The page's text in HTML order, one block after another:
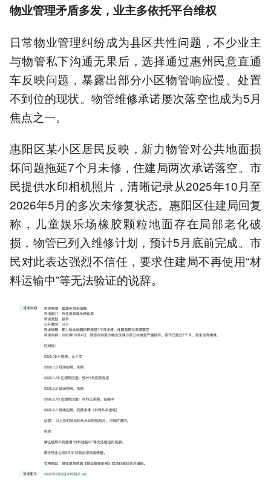
物业管理矛盾多发，业主多依托平台维权
日常物业管理纠纷成为县区共性问题，不少业主
与物管私下沟通无果后，选择通过惠州民意直通
车反映问题，暴露出部分小区物管响应慢、处置
不到位的现状。物管维修承诺屡次落空也成为5月
焦点之一。
惠阳区某小区居民反映，新力物管对公共地面损
坏问题拖延7个月未修，住建局两次承诺落空。市
民提供水印相机照片，清晰记录从2025年10月至
2026年5月的多次未修复状态。惠阳区住建局回复
称，儿童娱乐场橡胶颗粒地面存在局部老化破
损，物管已列入维修计划，预计5月底前完成。市
民对此表达强烈不信任，要求住建局不再使用“材
料运输中”等无法验证的说辞。